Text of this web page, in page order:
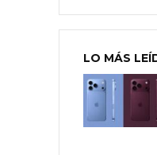
LO MÁS